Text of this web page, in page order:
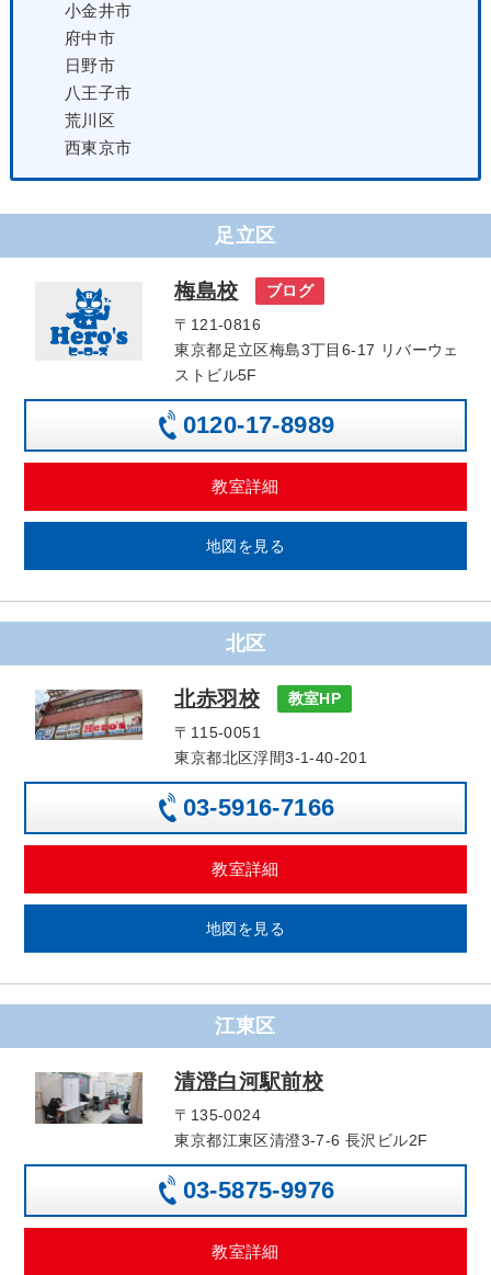
小金井市
府中市
日野市
八王子市
荒川区
西東京市
足立区
梅島校
ブログ
〒121-0816
東京都足立区梅島3丁目6-17 リバーウェ
ストビル5F
0120-17-8989
教室詳細
地図を見る
北区
北赤羽校
教室HP
〒115-0051
東京都北区浮間3-1-40-201
03-5916-7166
教室詳細
地図を見る
江東区
清澄白河駅前校
〒135-0024
東京都江東区清澄3-7-6 長沢ビル2F
03-5875-9976
教室詳細